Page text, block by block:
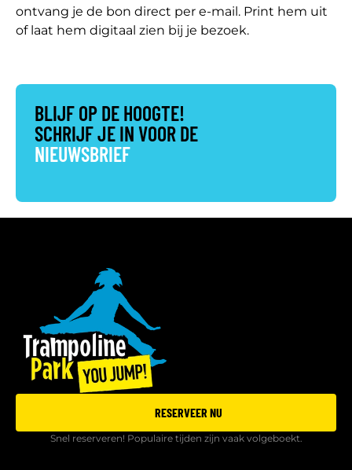
ontvang je de bon direct per e-mail. Print hem uit
of laat hem digitaal zien bij je bezoek.
BLIJF OP DE HOOGTE!
SCHRIJF JE IN VOOR DE
NIEUWSBRIEF
RESERVEER NU
Snel reserveren! Populaire tijden zijn vaak volgeboekt.